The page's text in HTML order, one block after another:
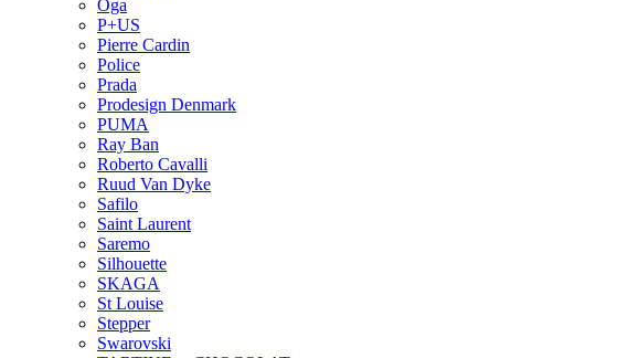
Oga
P+US
Pierre Cardin
Police
Prada
Prodesign Denmark
PUMA
Ray Ban
Roberto Cavalli
Ruud Van Dyke
Safilo
Saint Laurent
Saremo
Silhouette
SKAGA
St Louise
Stepper
Swarovski